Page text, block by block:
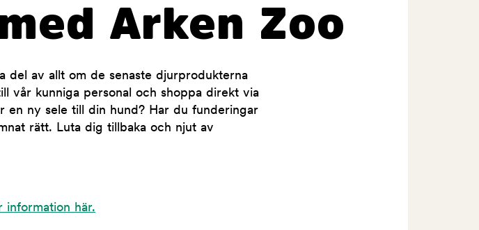
Arken Zoo
del av allt om de senaste djurprodukterna
vår kunniga personal och shoppa direkt via
ny sele till din hund? Har du funderingar
rätt. Luta dig tillbaka och njut av
information här.